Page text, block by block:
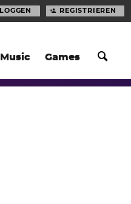
Music Games
REGISTRIEREN